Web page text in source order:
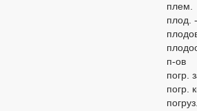
плем.
плод. -
п-ов
погр.
погр.
погруз.